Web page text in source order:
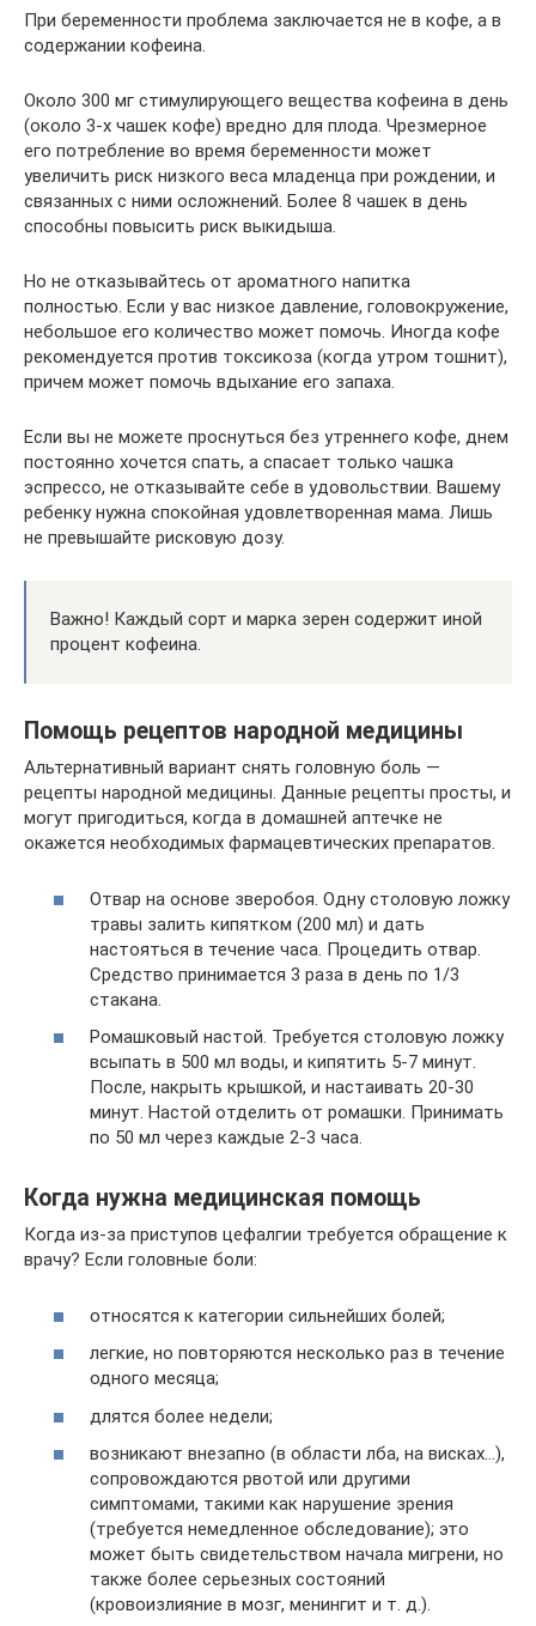
При беременности проблема заключается не в кофе, а в
содержании кофеина.
Около 300 мг стимулирующего вещества кофеина в день
(около 3-х чашек кофе) вредно для плода. Чрезмерное
его потребление во время беременности может
увеличить риск низкого веса младенца при рождении, и
связанных с ними осложнений. Более 8 чашек в день
способны повысить риск выкидыша.
Но не отказывайтесь от ароматного напитка
полностью. Если у вас низкое давление, головокружение,
небольшое его количество может помочь. Иногда кофе
рекомендуется против токсикоза (когда утром тошнит),
причем может помочь вдыхание его запаха.
Если вы не можете проснуться без утреннего кофе, днем
постоянно хочется спать, а спасает только ​​чашка
эспрессо, не отказывайте себе в удовольствии. Вашему
ребенку нужна спокойная удовлетворенная мама. Лишь
не превышайте рисковую дозу.
Важно! Каждый сорт и марка зерен содержит иной
процент кофеина.
Помощь рецептов народной медицины
Альтернативный вариант снять головную боль —
рецепты народной медицины. Данные рецепты просты, и
могут пригодиться, когда в домашней аптечке не
окажется необходимых фармацевтических препаратов.
Отвар на основе зверобоя. Одну столовую ложку
травы залить кипятком (200 мл) и дать
настояться в течение часа. Процедить отвар.
Средство принимается 3 раза в день по 1/3
стакана.
Ромашковый настой. Требуется столовую ложку
всыпать в 500 мл воды, и кипятить 5-7 минут.
После, накрыть крышкой, и настаивать 20-30
минут. Настой отделить от ромашки. Принимать
по 50 мл через каждые 2-3 часа.
Когда нужна медицинская помощь
Когда из-за приступов цефалгии требуется обращение к
врачу? Если головные боли:
относятся к категории сильнейших болей;
легкие, но повторяются несколько раз в течение
одного месяца;
длятся более недели;
возникают внезапно (в области лба, на висках…),
сопровождаются рвотой или другими
симптомами, такими как нарушение зрения
(требуется немедленное обследование); это
может быть свидетельством начала мигрени, но
также более серьезных состояний
(кровоизлияние в мозг, менингит и т. д.).